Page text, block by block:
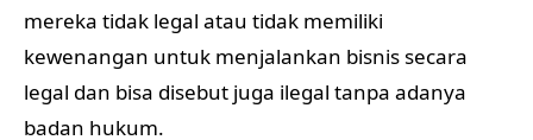
mereka tidak legal atau tidak memiliki
kewenangan untuk menjalankan bisnis secara
legal dan bisa disebut juga ilegal tanpa adanya
badan hukum.